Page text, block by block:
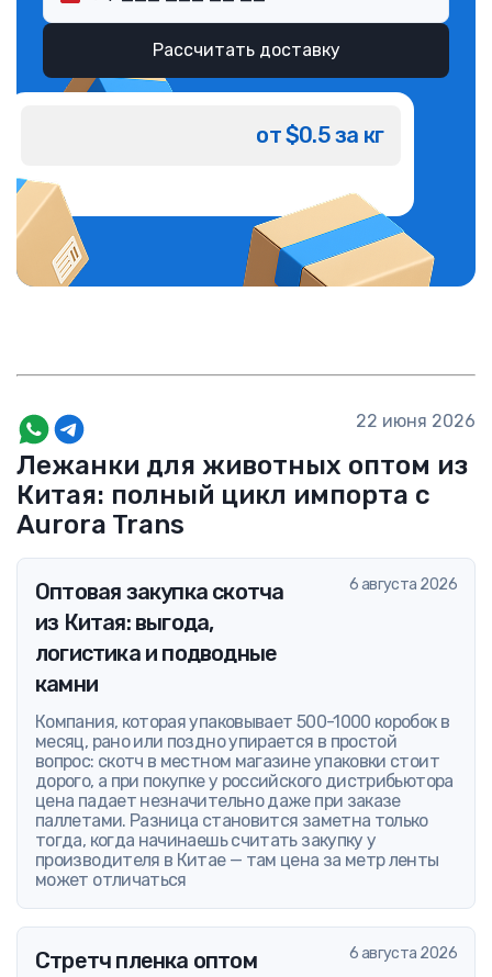
Лежанки для животных оптом из
Китая: полный цикл импорта с
Aurora Trans
Рассчитать доставку
от $0.5 за кг
22 июня 2026
Оптовая закупка скотча
из Китая: выгода,
логистика и подводные
камни
6 августа 2026
Компания, которая упаковывает 500-1000 коробок в
месяц, рано или поздно упирается в простой
вопрос: скотч в местном магазине упаковки стоит
дорого, а при покупке у российского дистрибьютора
цена падает незначительно даже при заказе
паллетами. Разница становится заметна только
тогда, когда начинаешь считать закупку у
производителя в Китае — там цена за метр ленты
может отличаться
Стретч пленка оптом
6 августа 2026